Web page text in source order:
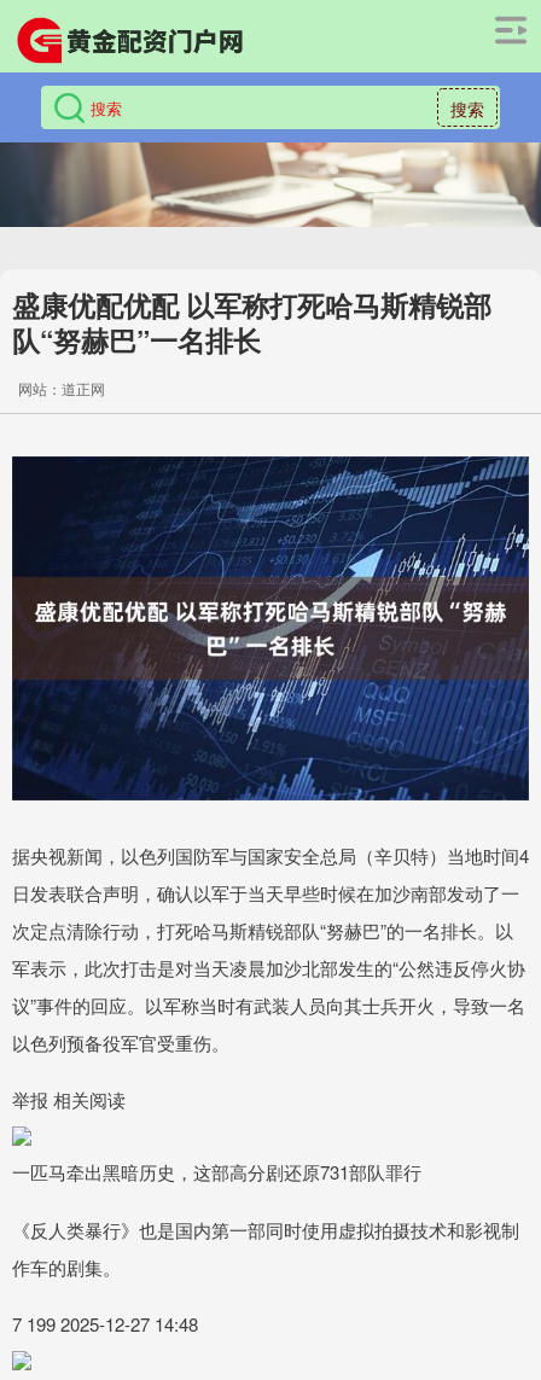
搜索
盛康优配优配 以军称打死哈马斯精锐部
队“努赫巴”一名排长
网站：道正网
据央视新闻，以色列国防军与国家安全总局（辛贝特）当地时间4
日发表联合声明，确认以军于当天早些时候在加沙南部发动了一
次定点清除行动，打死哈马斯精锐部队“努赫巴”的一名排长。以
军表示，此次打击是对当天凌晨加沙北部发生的“公然违反停火协
议”事件的回应。以军称当时有武装人员向其士兵开火，导致一名
以色列预备役军官受重伤。
举报 相关阅读
一匹马牵出黑暗历史，这部高分剧还原731部队罪行
《反人类暴行》也是国内第一部同时使用虚拟拍摄技术和影视制
作车的剧集。
7 199 2025-12-27 14:48